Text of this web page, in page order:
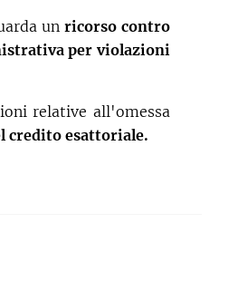
un ricorso contro
perviolazioni
relative all'omessa
credito esattoriale.